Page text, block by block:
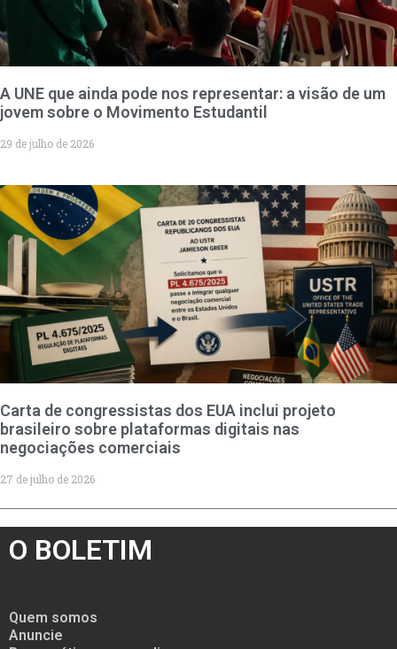
A UNE que ainda pode nos representar: a visão de um
jovem sobre o Movimento Estudantil
29 de julho de 2026
Carta de congressistas dos EUA inclui projeto
brasileiro sobre plataformas digitais nas
negociações comerciais
27 de julho de 2026
O BOLETIM
Quem somos
Anuncie